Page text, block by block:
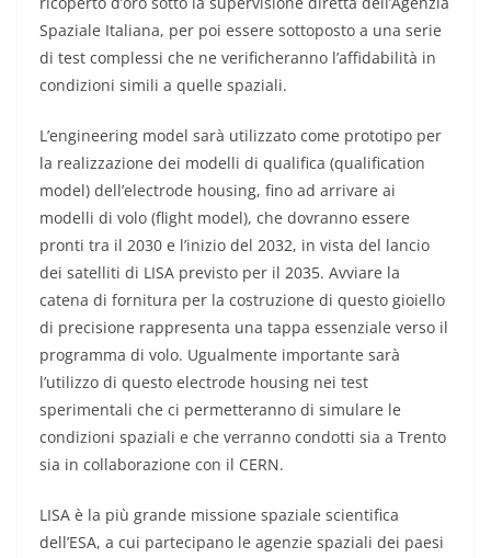
Spaziale Italiana, per poi essere sottoposto a una serie
di test complessi che ne verificheranno l’affidabilità in
condizioni simili a quelle spaziali.
L’engineering model sarà utilizzato come prototipo per
la realizzazione dei modelli di qualifica (qualification
model) dell’electrode housing, fino ad arrivare ai
modelli di volo (flight model), che dovranno essere
pronti tra il 2030 e l’inizio del 2032, in vista del lancio
dei satelliti di LISA previsto per il 2035. Avviare la
catena di fornitura per la costruzione di questo gioiello
di precisione rappresenta una tappa essenziale verso il
programma di volo. Ugualmente importante sarà
l’utilizzo di questo electrode housing nei test
sperimentali che ci permetteranno di simulare le
condizioni spaziali e che verranno condotti sia a Trento
sia in collaborazione con il CERN.
LISA è la più grande missione spaziale scientifica
dell’ESA, a cui partecipano le agenzie spaziali dei paesi